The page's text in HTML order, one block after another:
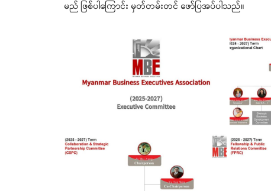
မည် ဖြစ်ပါကြောင်း မှတ်တမ်းတင် ဖော်ပြအပ်ပါသည်။